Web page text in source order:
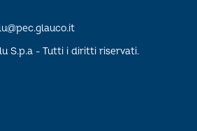
S.p.a - Tutti i diritti riservati.